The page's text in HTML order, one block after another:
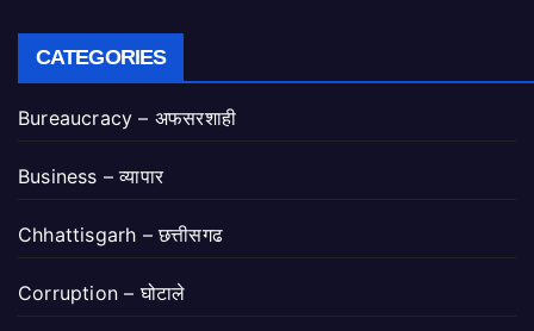
CATEGORIES
Bureaucracy – अफसरशाही
Business – व्यापार
Chhattisgarh – छत्तीसगढ
Corruption – घोटाले